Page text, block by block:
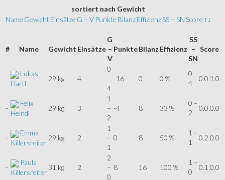
sortiert nach Gewicht
Name Gewicht Einsätze G – V Punkte BilanzEffizienzSS – SNScore ↑↓
# Name Gewicht Einsätze
G
–
V
PunkteBilanz Effizienz
SS
–
SN
Score
-
Lukas
Hartl
29 kg 4
0
–
4
-16 0 0 %
0 –
4
0.0.1.0
-
Felix
Heindl
29 kg 3
1
–
2
-4 8 33 %
0 –
2
0.0.0.0
-
Emma
Killersreiter
29 kg 2
1
–
1
0 8 50 %
1 –
1
0.2.0.0
-
Paula
Killersreiter
31 kg 2
2
–
0
8 16 100 %
1 –
0
0.1.0.0